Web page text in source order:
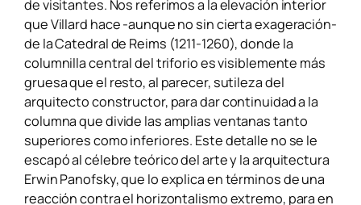
de visitantes. Nos referimos a la elevación interior
que Villard hace -aunque no sin cierta exageración-
de la Catedral de Reims (1211-1260), donde la
columnilla central del triforio es visiblemente más
gruesa que el resto, al parecer, sutileza del
arquitecto constructor, para dar continuidad a la
columna que divide las amplias ventanas tanto
superiores como inferiores. Este detalle no se le
escapó al célebre teórico del arte y la arquitectura
Erwin Panofsky, que lo explica en términos de una
reacción contra el horizontalismo extremo, para en